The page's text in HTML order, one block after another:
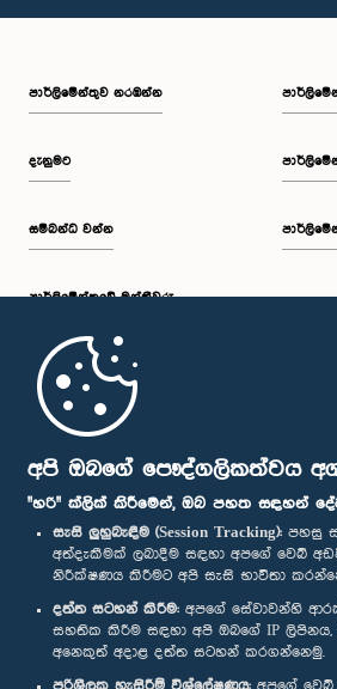
අපි ඔබගේ පෞද්ගලිකත්වය
"හරි" ක්ලික් කිරීමෙන්, ඔබ පහත සඳහන්
සැසි ලුහුබැඳීම (Session Tracking): පහසු
අත්දැකීමක් ලබාදීම සඳහා අපගේ වෙබ්
නිරීක්ෂණය කිරීමට අපි සැසි භාවිතා
දත්ත සටහන් කිරීම: අපගේ සේවාවන්හි
සහතික කිරීම සඳහා අපි ඔබගේ IP ලිපිනය,
අනෙකුත් අදාළ දත්ත සටහන් කරගන්නෙමු.
ප.ව. 2:43 - ප.ව. 2:47
ප.ව. 2:47 - ප.ව. 2:54
ප.ව. 2:54 - ප.ව. 3:04
ප.ව. 3:04 - ප.ව. 3:12
ප.ව. 3:12 - ප.ව. 3:22
පාර්ලි‌මේන්තුව නරඹන්න
දැනුමට
සම්බන්ධ වන්න
පාර්ලි‌මේන්තුවේ මන්ත්‍රීවරු
මුල් පිටුව
පාර්ලිමේන්තු ජංගම යෙදුම
අප හා සම්බන්ධ වී සිටින්න :
සම්මාන